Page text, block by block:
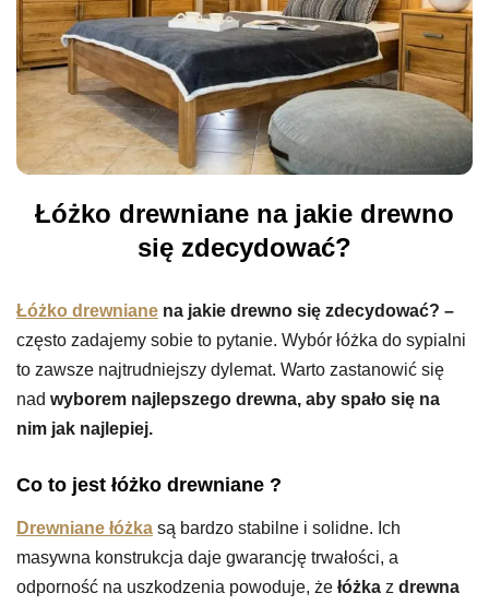
Łóżko drewniane na jakie drewno
się zdecydować?
Łóżko drewniane na jakie drewno się zdecydować? –
często zadajemy sobie to pytanie. Wybór łóżka do sypialni
to zawsze najtrudniejszy dylemat. Warto zastanowić się
nad wyborem najlepszego drewna, aby spało się na
nim jak najlepiej.
Co to jest łóżko drewniane ?
Drewniane łóżka są bardzo stabilne i solidne. Ich
masywna konstrukcja daje gwarancję trwałości, a
odporność na uszkodzenia powoduje, że łóżka z drewna